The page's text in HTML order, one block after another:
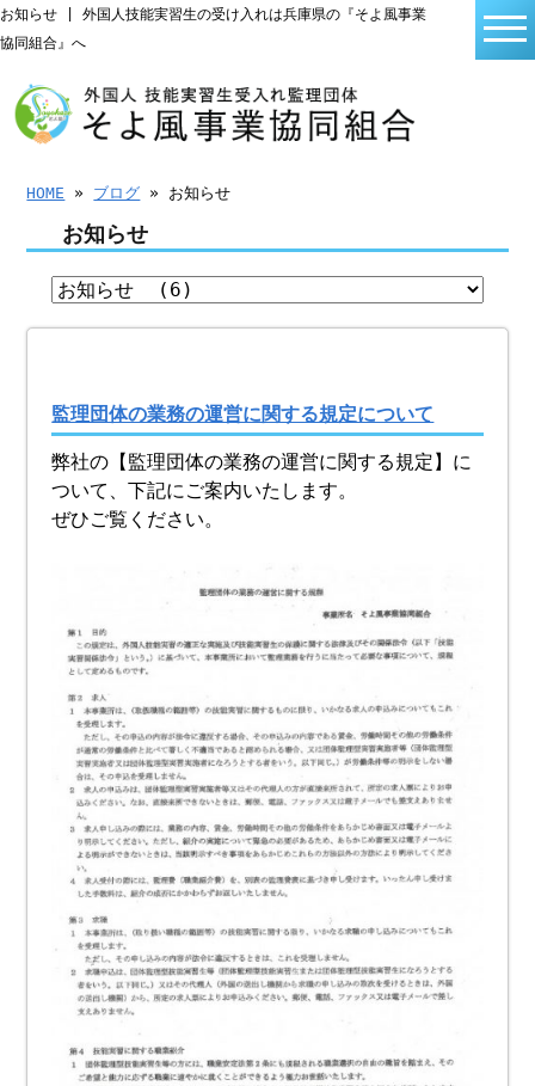
お知らせ | 外国人技能実習生の受け入れは兵庫県の『そよ風事業
協同組合』へ
HOME » ブログ » お知らせ
お知らせ
監理団体の業務の運営に関する規定について
弊社の【監理団体の業務の運営に関する規定】に
ついて、下記にご案内いたします。
ぜひご覧ください。